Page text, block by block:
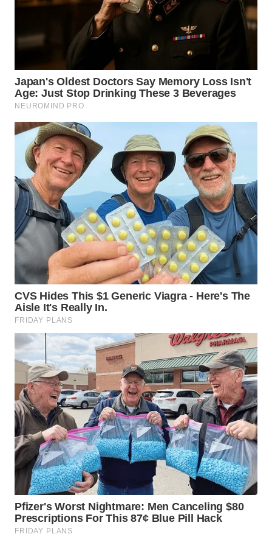
KALTIM
WN
WN
GORONTALO
WN
SULUT
WN
MALUKU
WN
MALUT
WN
DAIRI
WN
DANAU
TOBA
WN
NIAS
WN
LANGKAT
WN
TAPANULI
SELATAN
WN
TANJUNG